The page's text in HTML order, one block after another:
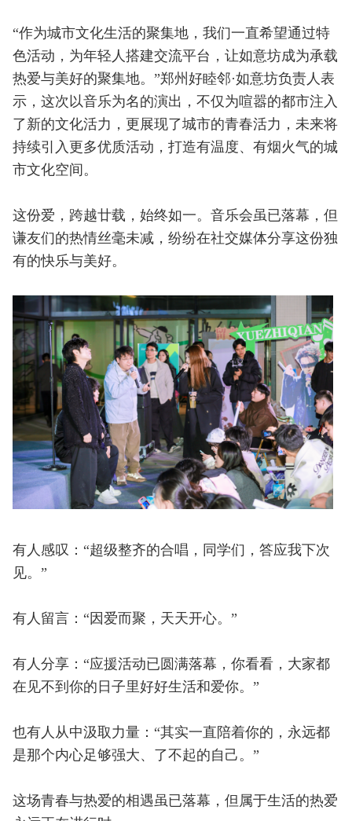
“作为城市文化生活的聚集地，我们一直希望通过特
色活动，为年轻人搭建交流平台，让如意坊成为承载
热爱与美好的聚集地。”郑州好睦邻·如意坊负责人表
示，这次以音乐为名的演出，不仅为喧嚣的都市注入
了新的文化活力，更展现了城市的青春活力，未来将
持续引入更多优质活动，打造有温度、有烟火气的城
市文化空间。
这份爱，跨越廿载，始终如一。音乐会虽已落幕，但
谦友们的热情丝毫未减，纷纷在社交媒体分享这份独
有的快乐与美好。
有人感叹：“超级整齐的合唱，同学们，答应我下次
见。”
有人留言：“因爱而聚，天天开心。”
有人分享：“应援活动已圆满落幕，你看看，大家都
在见不到你的日子里好好生活和爱你。”
也有人从中汲取力量：“其实一直陪着你的，永远都
是那个内心足够强大、了不起的自己。”
这场青春与热爱的相遇虽已落幕，但属于生活的热爱